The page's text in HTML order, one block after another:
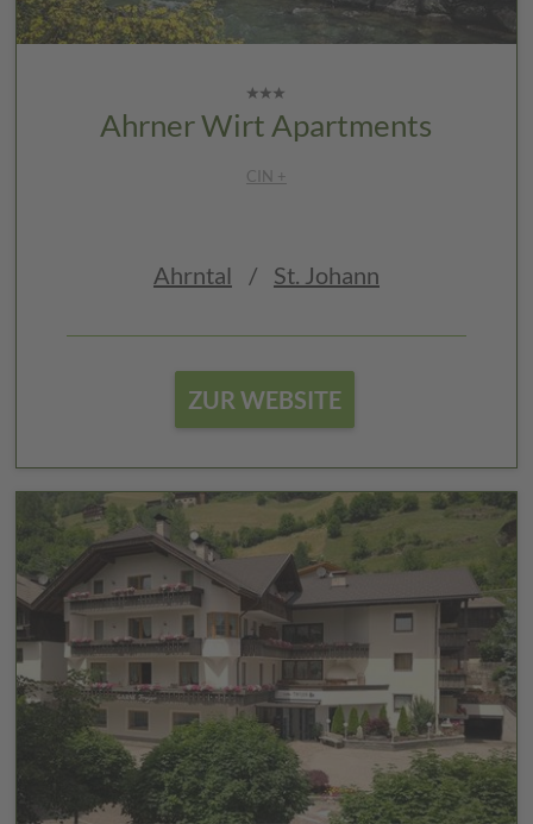
Ahrner Wirt Apartments
CIN +
Ahrntal / St. Johann
ZUR WEBSITE